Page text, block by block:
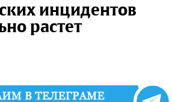
инцидентов
растет